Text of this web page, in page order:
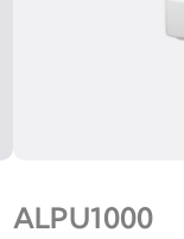
ALPU1000